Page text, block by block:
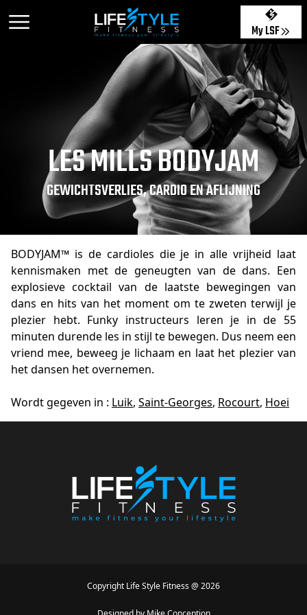
My LSF
LES MILLS BODYJAM
GEWICHTSVERLIES, CARDIO EN AFLIJNING
BODYJAM™ is de cardioles die je in alle vrijheid laat
kennismaken met de geneugten van de dans. Een
explosieve cocktail van de laatste bewegingen van
dans en hits van het moment om te zweten terwijl je
plezier hebt. Funky instructeurs leren je in de 55
minuten durende les in stijl te bewegen. Dus neem een
vriend mee, beweeg je lichaam en laat het plezier van
het dansen het overnemen.
Wordt gegeven in : Luik, Saint-Georges, Rocourt, Hoei
Copyright Life Style Fitness @ 2026